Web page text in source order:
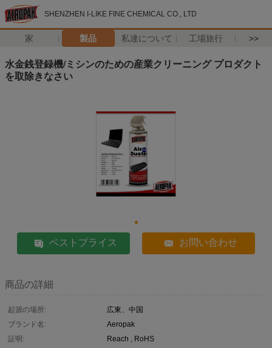
SHENZHEN I-LIKE FINE CHEMICAL CO., LTD
家 製品 私達について 工場旅行 >>
水金銭登録機/ミシンのための産業クリーニング プロダクト
を取除きなさい
ベストプライス お問い合わせ
商品の詳細
起源の場所:
広東、中国
ブランド名:
Aeropak
証明:
Reach , RoHS